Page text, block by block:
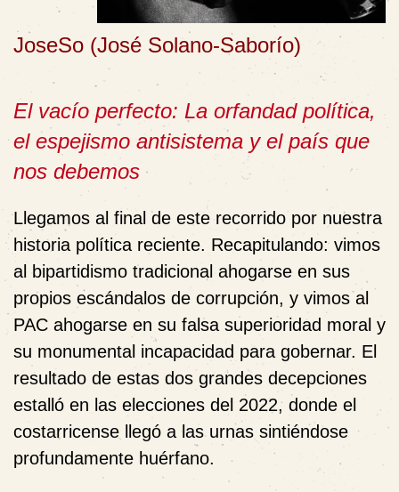
JoseSo (José Solano-Saborío)
El vacío perfecto: La orfandad política,
el espejismo antisistema y el país que
nos debemos
Llegamos al final de este recorrido por nuestra
historia política reciente. Recapitulando: vimos
al bipartidismo tradicional ahogarse en sus
propios escándalos de corrupción, y vimos al
PAC ahogarse en su falsa superioridad moral y
su monumental incapacidad para gobernar. El
resultado de estas dos grandes decepciones
estalló en las elecciones del 2022, donde el
costarricense llegó a las urnas sintiéndose
profundamente huérfano.